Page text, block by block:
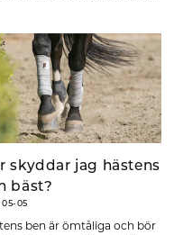
skyddar jag hästens
bäst?
05-05
ben är ömtåliga och bör